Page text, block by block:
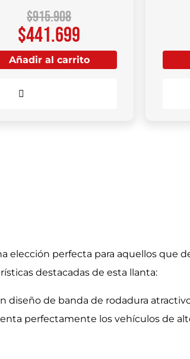
$915.908
$441.699
Añadir al carrito
elección perfecta para aquellos
destacadas de esta llanta:
diseño de banda de rodadura
perfectamente los vehículos de